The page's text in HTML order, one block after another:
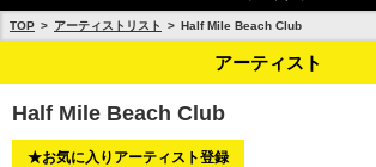
TOP アーティストリスト Half Mile Beach Club
アーティスト
Half Mile Beach Club
★お気に入りアーティスト登録